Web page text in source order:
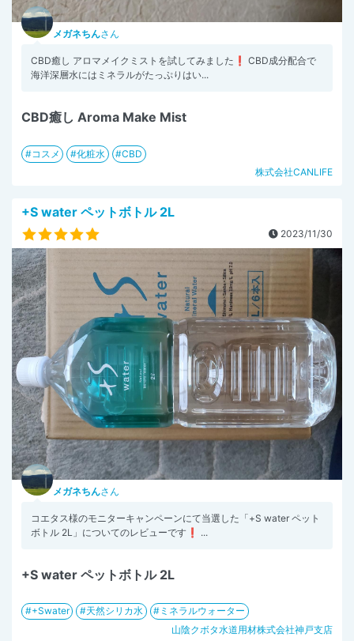
メガネちんさん
CBD癒し アロマメイクミストを試してみました❗ CBD成分配合で
海洋深層水にはミネラルがたっぷりはい...
CBD癒し Aroma Make Mist
コスメ 化粧水
CBD
株式会社CANLIFE
+S water ペットボトル 2L
2023/11/30
メガネちんさん
コエタス様のモニターキャンペーンにて当選した「+S water ペット
ボトル 2L」についてのレビューです❗️ ...
+S water ペットボトル 2L
+Swater 天然シリカ水
ミネラルウォーター
山陰クボタ水道用材株式会社神戸支店